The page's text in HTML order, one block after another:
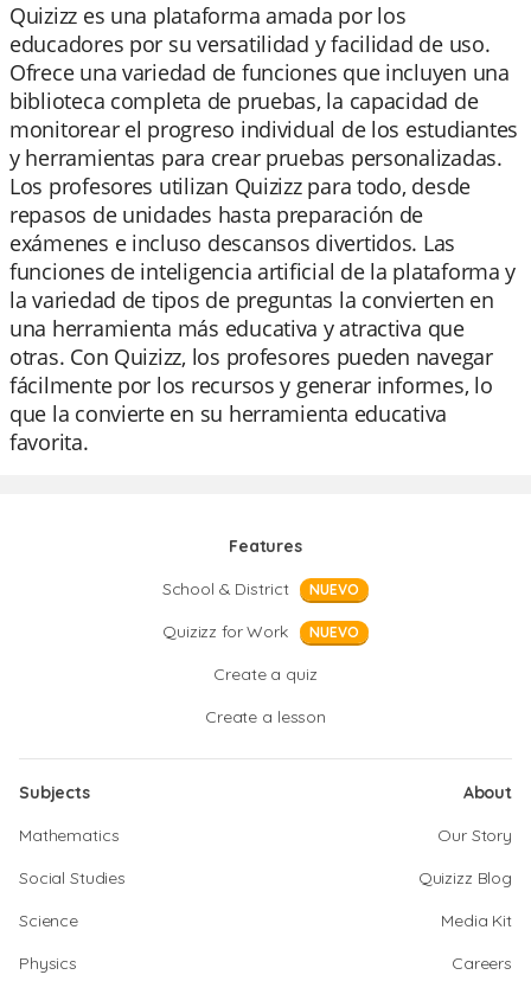
Quizizz es una plataforma amada por los
educadores por su versatilidad y facilidad de uso.
Ofrece una variedad de funciones que incluyen una
biblioteca completa de pruebas, la capacidad de
monitorear el progreso individual de los estudiantes
y herramientas para crear pruebas personalizadas.
Los profesores utilizan Quizizz para todo, desde
repasos de unidades hasta preparación de
exámenes e incluso descansos divertidos. Las
funciones de inteligencia artificial de la plataforma y
la variedad de tipos de preguntas la convierten en
una herramienta más educativa y atractiva que
otras. Con Quizizz, los profesores pueden navegar
fácilmente por los recursos y generar informes, lo
que la convierte en su herramienta educativa
favorita.
Features
School & District
NUEVO
Quizizz for Work NUEVO
Create a quiz
Create a lesson
Subjects
Mathematics
Social Studies
Science
Physics
About
Our Story
Quizizz Blog
Media Kit
Careers